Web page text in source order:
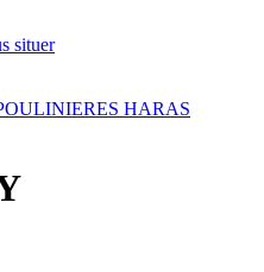
situer
HARAS